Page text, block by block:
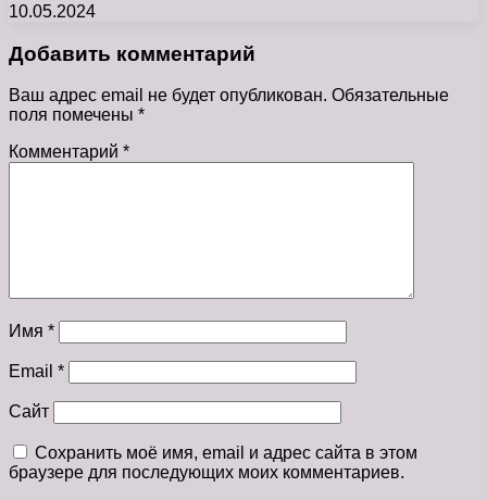
10.05.2024
Добавить комментарий
Ваш адрес email не будет опубликован. Обязательные
поля помечены *
Комментарий *
Имя *
Email *
Сайт
Сохранить моё имя, email и адрес сайта в этом
браузере для последующих моих комментариев.